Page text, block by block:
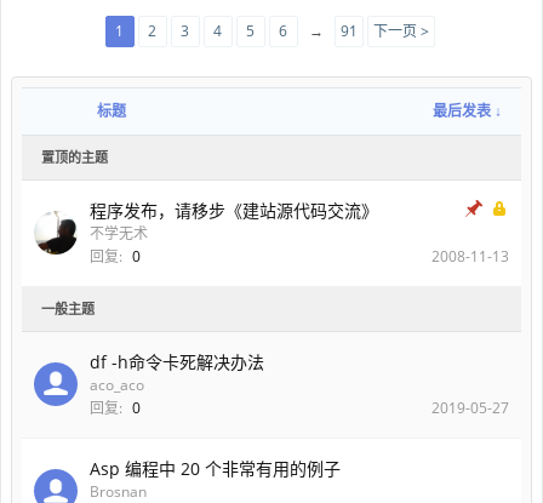
1 2 3 4 5 6 → 91 下一页 >
标题 最后发表 ↓
置顶的主题
程序发布，请移步《建站源代码交流》
不学无术
回复: 0 2008-11-13
一般主题
df -h命令卡死解决办法
aco_aco
回复: 0 2019-05-27
Asp 编程中 20 个非常有用的例子
Brosnan